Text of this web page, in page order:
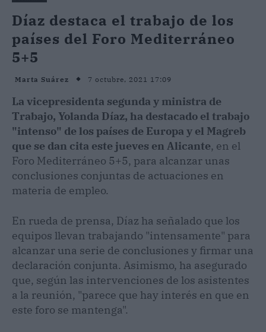
Díaz destaca el trabajo de los
países del Foro Mediterráneo
5+5
Marta Suárez 7 octubre, 2021 17:09
La vicepresidenta segunda y ministra de
Trabajo, Yolanda Díaz, ha destacado el trabajo
"intenso" de los países de Europa y el Magreb
que se dan cita este jueves en Alicante, en el
Foro Mediterráneo 5+5, para alcanzar unas
conclusiones conjuntas de actuaciones en
materia de empleo.
En rueda de prensa, Díaz ha señalado que los
equipos llevan trabajando "intensamente" para
alcanzar una serie de conclusiones y firmar una
declaración conjunta. Asimismo, ha asegurado
que, según las intervenciones de los asistentes
a la reunión, "parece que hay interés en que en
este foro se mantenga".